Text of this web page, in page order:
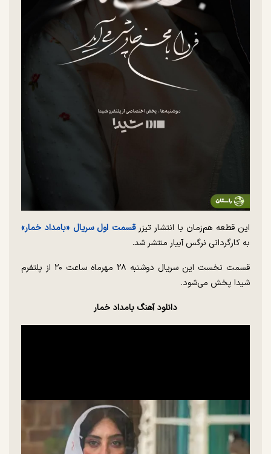
این قطعه هم‌زمان با انتشار تیزر قسمت اول سریال «بامداد خمار»
به کارگردانی نرگس آبیار منتشر شد.
قسمت نخست این سریال دوشنبه ۲۸ مهرماه ساعت ۲۰ از پلتفرم
شیدا پخش می‌شود.
دانلود آهنگ بامداد خمار